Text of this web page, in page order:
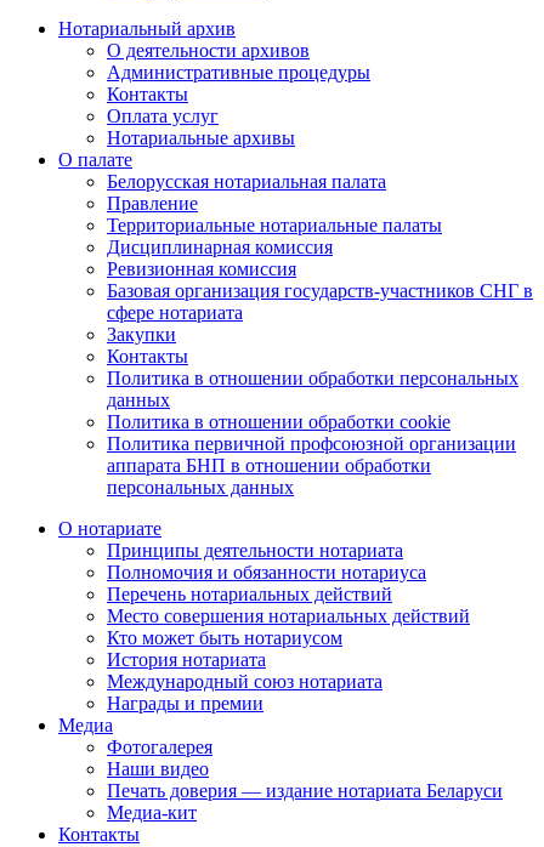
Нотариальный архив
О деятельности архивов
Административные процедуры
Контакты
Оплата услуг
Нотариальные архивы
О палате
Белорусская нотариальная палата
Правление
Территориальные нотариальные палаты
Дисциплинарная комиссия
Ревизионная комиссия
Базовая организация государств-участников СНГ в
сфере нотариата
Закупки
Контакты
Политика в отношении обработки персональных
данных
Политика в отношении обработки cookie
Политика первичной профсоюзной организации
аппарата БНП в отношении обработки
персональных данных
О нотариате
Принципы деятельности нотариата
Полномочия и обязанности нотариуса
Перечень нотариальных действий
Место совершения нотариальных действий
Кто может быть нотариусом
История нотариата
Международный союз нотариата
Награды и премии
Медиа
Фотогалерея
Наши видео
Печать доверия — издание нотариата Беларуси
Медиа-кит
Контакты